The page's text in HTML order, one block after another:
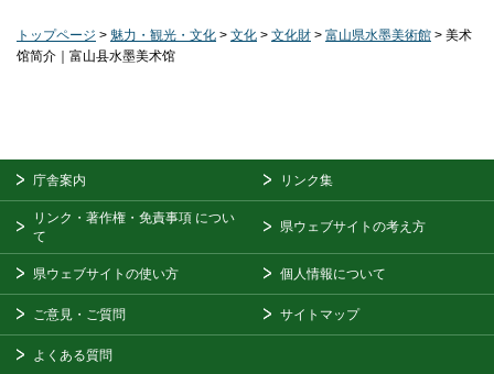
トップページ > 魅力・観光・文化 > 文化 > 文化財 > 富山県水墨美術館 > 美术
馆简介｜富山县水墨美术馆
庁舎案内 リンク集
リンク・著作権・免責事項 につい
て
県ウェブサイトの考え方
県ウェブサイトの使い方 個人情報について
ご意見・ご質問 サイトマップ
よくある質問